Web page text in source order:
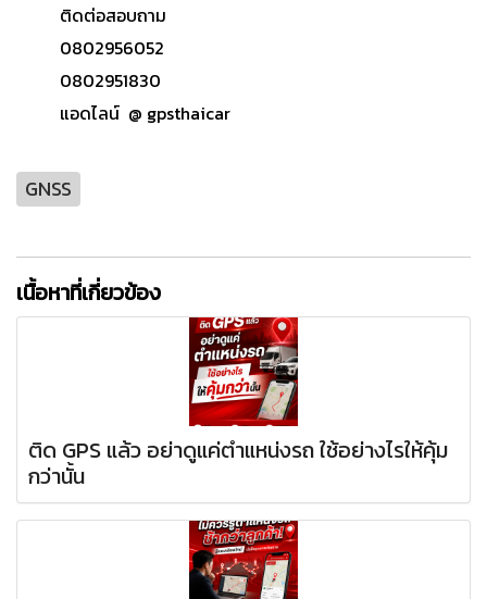
ติดต่อสอบถาม
0802956052
0802951830
แอดไลน์ @ gpsthaicar
GNSS
เนื้อหาที่เกี่ยวข้อง
ติด GPS แล้ว อย่าดูแค่ตำแหน่งรถ ใช้อย่างไรให้คุ้ม
กว่านั้น